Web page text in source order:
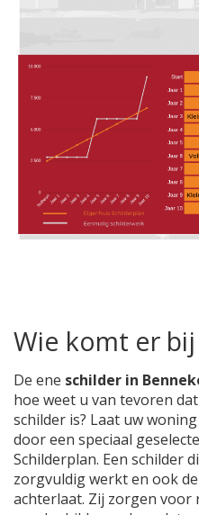
Wie komt er
De ene schilder in
hoe weet u van tevoren
schilder is? Laat uw
door een speciaal
Schilderplan. Een schilder
zorgvuldig werkt en ook
achterlaat. Zij zorgen